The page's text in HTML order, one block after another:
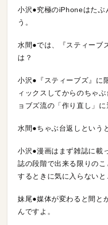
小沢●究極のiPhoneはたぶ
う。
水間●では、『スティーブ
は？
小沢●『スティーブズ』に
ィックスしてからのちゃ
ョブズ流の「作り直し」
水間●ちゃぶ台返しという
小沢●漫画はまず雑誌に載
誌の段階で出来る限りの
するときに気に入らないと
妹尾●媒体が変わると間と
んですよ。